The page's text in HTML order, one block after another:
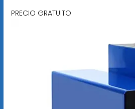
PRECIO GRATUITO